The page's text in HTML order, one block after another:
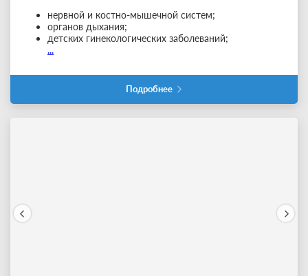
нервной и костно-мышечной систем;
органов дыхания;
детских гинекологических заболеваний;
...
Подробнее